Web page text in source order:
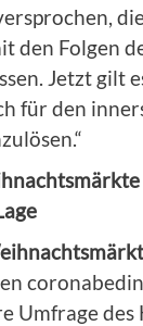
den Folgen
Jetzt gilt
für den
Umfrage des